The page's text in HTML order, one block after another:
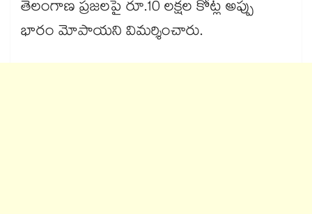
తెలంగాణ ప్రజలపై రూ.10 లక్షల కోట్ల అప్పు
భారం మోపాయని విమర్శించారు.